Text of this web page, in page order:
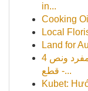
in...
Cooking
Local
Land for
مفرش سرير صيفي كوثر جاكار فاخر مفرد ونص 4
قطع -...
Kubet: